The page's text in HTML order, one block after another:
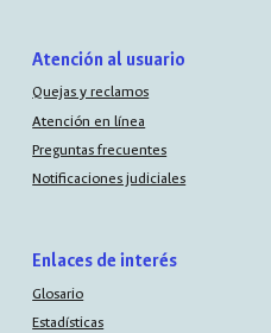
Atención al usuario
Quejas y reclamos
Atención en línea
Preguntas frecuentes
Notificaciones judiciales
Enlaces de interés
Glosario
Estadísticas